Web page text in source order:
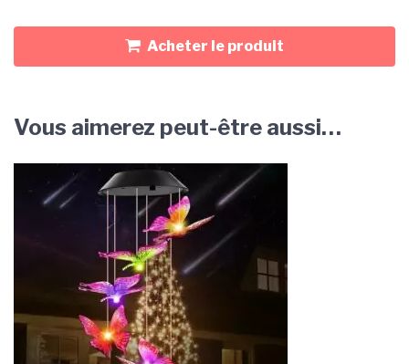
Acheter le produit
Vous aimerez peut-être aussi…